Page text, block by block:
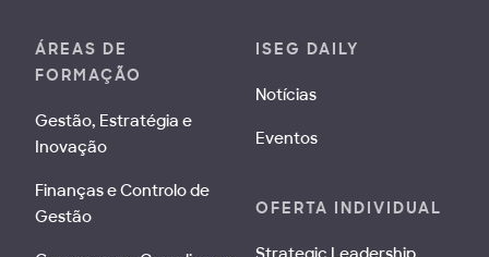
ÁREAS DE
FORMAÇÃO
Gestão, Estratégia e
Inovação
Finanças e Controlo de
Gestão
ISEG DAILY
Notícias
Eventos
OFERTA INDIVIDUAL